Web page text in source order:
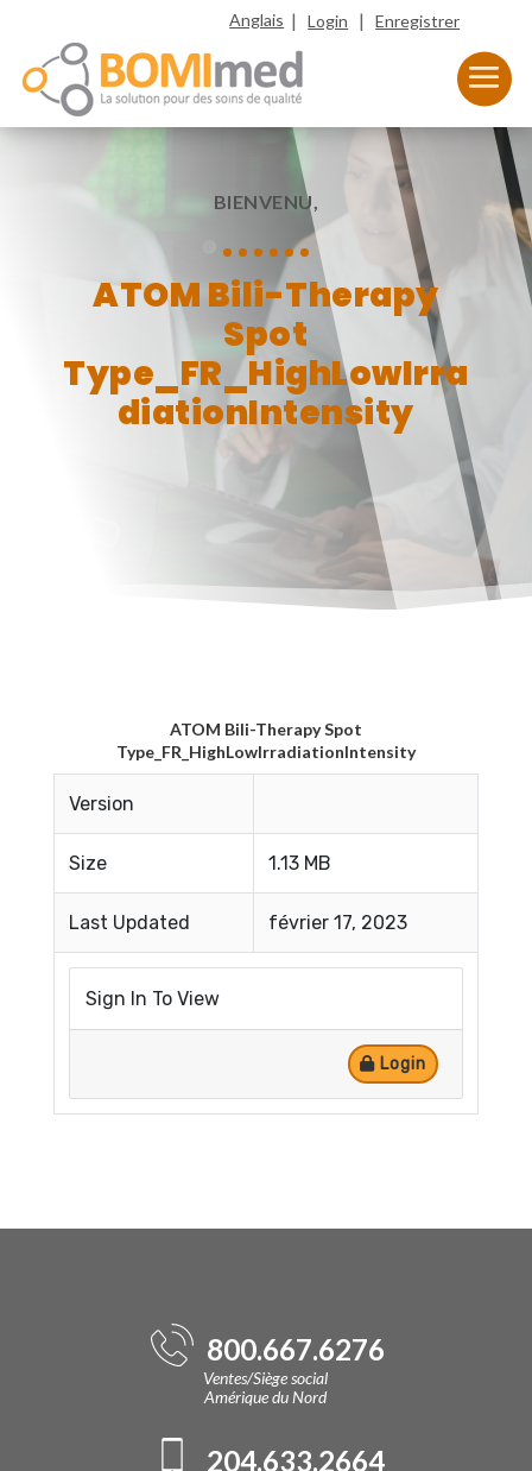
Anglais |Login |Enregistrer
BIENVENU,
ATOM Bili-Therapy
Spot
Type_FR_HighLowIrra
diationIntensity
ATOM Bili-Therapy Spot
Type_FR_HighLowIrradiationIntensity
Version
Size 1.13 MB
Last Updated février 17, 2023
Sign In To View
Login
800.667.6276
Ventes/Siège social
Amérique du Nord
204.633.2664